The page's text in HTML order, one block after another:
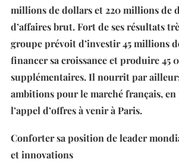
millions de dollars et 220 millions de
d’affaires brut. Fort de ses résultats
groupe prévoit d’investir 45 millions
financer sa croissance et produire 45
supplémentaires. Il nourrit par
ambitions pour le marché français,
l’appel d’offres à venir à Paris.
Conforter sa position de leader
et innovations